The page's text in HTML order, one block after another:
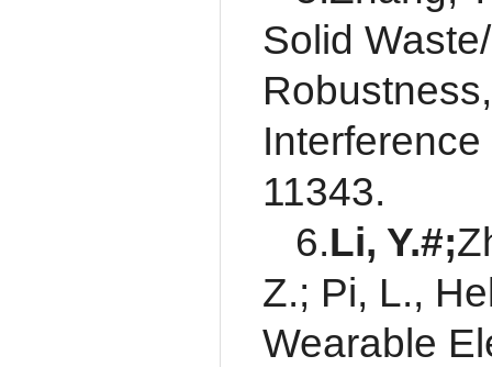
Solid
11343.
6.Li, Y.#;
Z.; Pi, L.,
Wearable